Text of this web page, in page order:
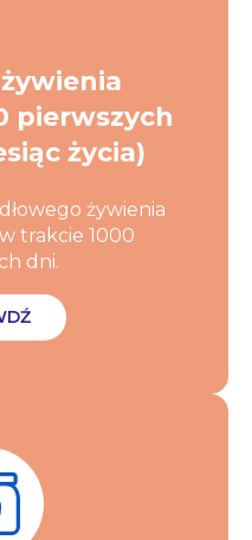
pierwszych
życia)
żywienia
trakcie 1000
dni.